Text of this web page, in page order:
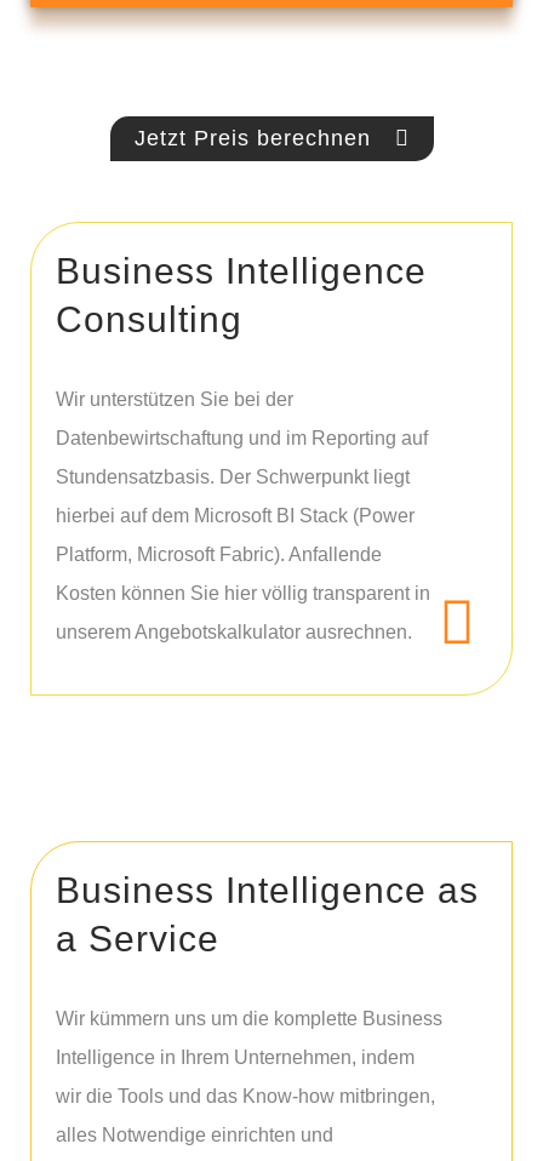
Jetzt Preis berechnen
Business Intelligence
Consulting
Wir unterstützen Sie bei der
Datenbewirtschaftung und im Reporting auf
Stundensatzbasis. Der Schwerpunkt liegt
hierbei auf dem Microsoft BI Stack (Power
Platform, Microsoft Fabric). Anfallende
Kosten können Sie hier völlig transparent in
unserem Angebotskalkulator ausrechnen.
Business Intelligence as
a Service
Wir kümmern uns um die komplette Business
Intelligence in Ihrem Unternehmen, indem
wir die Tools und das Know-how mitbringen,
alles Notwendige einrichten und